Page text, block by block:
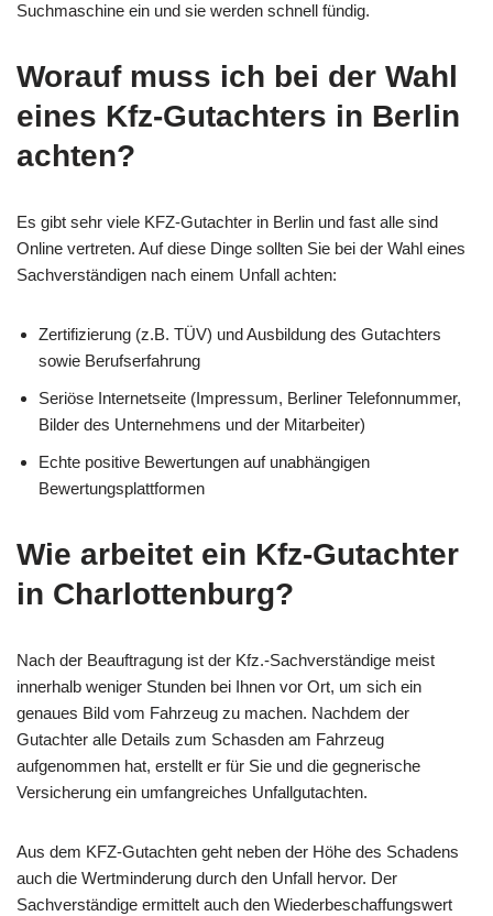
Suchmaschine ein und sie werden schnell fündig.
Worauf muss ich bei der Wahl
eines Kfz-Gutachters in Berlin
achten?
Es gibt sehr viele KFZ-Gutachter in Berlin und fast alle sind
Online vertreten. Auf diese Dinge sollten Sie bei der Wahl eines
Sachverständigen nach einem Unfall achten:
Zertifizierung (z.B. TÜV) und Ausbildung des Gutachters
sowie Berufserfahrung
Seriöse Internetseite (Impressum, Berliner Telefonnummer,
Bilder des Unternehmens und der Mitarbeiter)
Echte positive Bewertungen auf unabhängigen
Bewertungsplattformen
Wie arbeitet ein Kfz-Gutachter
in Charlottenburg?
Nach der Beauftragung ist der Kfz.-Sachverständige meist
innerhalb weniger Stunden bei Ihnen vor Ort, um sich ein
genaues Bild vom Fahrzeug zu machen. Nachdem der
Gutachter alle Details zum Schasden am Fahrzeug
aufgenommen hat, erstellt er für Sie und die gegnerische
Versicherung ein umfangreiches Unfallgutachten.
Aus dem KFZ-Gutachten geht neben der Höhe des Schadens
auch die Wertminderung durch den Unfall hervor. Der
Sachverständige ermittelt auch den Wiederbeschaffungswert